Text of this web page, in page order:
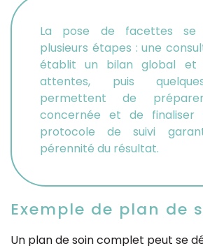
La pose de facettes se
plusieurs étapes : une
établit un bilan global et
attentes, puis
permettent de
concernée et de finaliser
protocole de suivi
pérennité du résultat.
Exemple de plan de
Un plan de soin complet peut se